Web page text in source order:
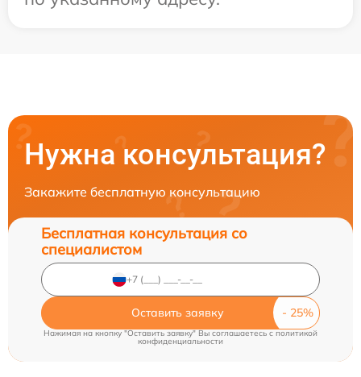
Нужна консультация?
Закажите бесплатную консультацию
Бесплатная консультация со
специалистом
Оставить заявку
Нажимая на кнопку "Оставить заявку" Вы соглашаетесь cполитикой
конфиденциальности